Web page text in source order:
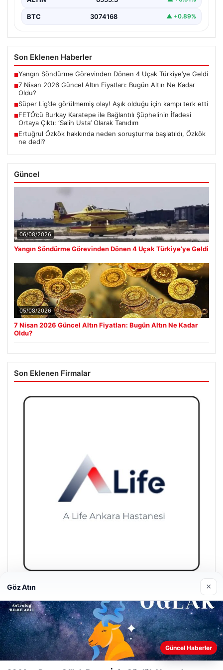
BTC 3074168 ▲ +0.89%
Son Eklenen Haberler
■Yangın Söndürme Görevinden Dönen 4 Uçak Türkiye’ye Geldi
■7 Nisan 2026 Güncel Altın Fiyatları: Bugün Altın Ne Kadar
Oldu?
■Süper Lig’de görülmemiş olay! Aşık olduğu için kampı terk etti
■FETÖ’cü Burkay Karatepe ile Bağlantılı Şüphelinin İfadesi
Ortaya Çıktı: ‘Salih Usta’ Olarak Tanıdım
■Ertuğrul Özkök hakkında neden soruşturma başlatıldı, Özkök
ne dedi?
Güncel
06/08/2026
Yangın Söndürme Görevinden Dönen 4 Uçak Türkiye’ye Geldi
05/08/2026
7 Nisan 2026 Güncel Altın Fiyatları: Bugün Altın Ne Kadar
Oldu?
Son Eklenen Firmalar
A Life Ankara Hastanesi
27/03/2026
Web sitemizi nasıl kullandığınızı daha iyi anlayabilmek,
deneyiminizi kişiselleştirmek ve geliştirmek amacıyla çerezler
Göz Atın ×
Güncel Haberler